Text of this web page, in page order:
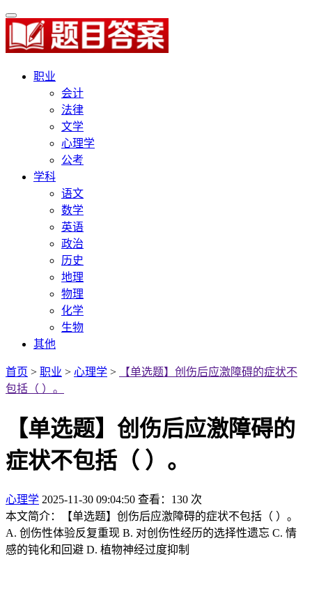
职业
会计
法律
文学
心理学
公考
学科
语文
数学
英语
政治
历史
地理
物理
化学
生物
其他
首页 > 职业 > 心理学 >
【单选题】创伤后应激障碍的症状不
包括（ ）。
【单选题】创伤后应激障碍的
症状不包括（ ）。
心理学 2025-11-30 09:04:50 查看：130 次
本文简介：【单选题】创伤后应激障碍的症状不包括（ ）。
A. 创伤性体验反复重现 B. 对创伤性经历的选择性遗忘 C. 情
感的钝化和回避 D. 植物神经过度抑制